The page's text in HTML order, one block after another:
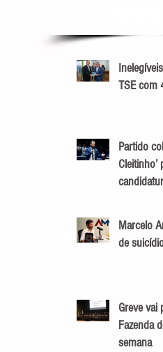
TSE com
Partido
Marcelo
de
Greve vai
Fazenda
semana